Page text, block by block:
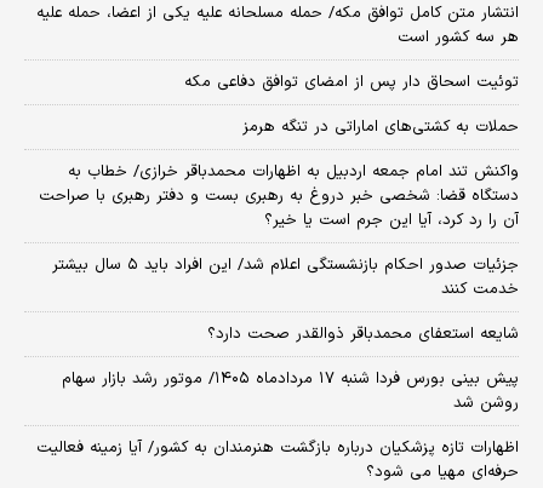
انتشار متن کامل توافق مکه/ حمله مسلحانه علیه یکی از اعضا، حمله علیه
هر سه کشور است
توئیت اسحاق دار پس از امضای توافق دفاعی مکه
حملات به کشتی‌های اماراتی در تنگه هرمز
واکنش تند امام جمعه اردبیل به اظهارات محمدباقر خرازی/ خطاب به
دستگاه قضا: شخصی خبر دروغ به رهبری بست و دفتر رهبری با صراحت
آن را رد کرد، آیا این جرم است یا خیر؟
جزئیات صدور احکام بازنشستگی اعلام شد/ این افراد باید ۵ سال بیشتر
خدمت کنند
شایعه استعفای محمدباقر ذوالقدر صحت دارد؟
پیش بینی بورس فردا شنبه ۱۷ مردادماه ۱۴۰۵/ موتور رشد بازار سهام
روشن شد
اظهارات تازه پزشکیان درباره بازگشت هنرمندان به کشور/ آیا زمینه فعالیت
حرفه‌ای مهیا می شود؟